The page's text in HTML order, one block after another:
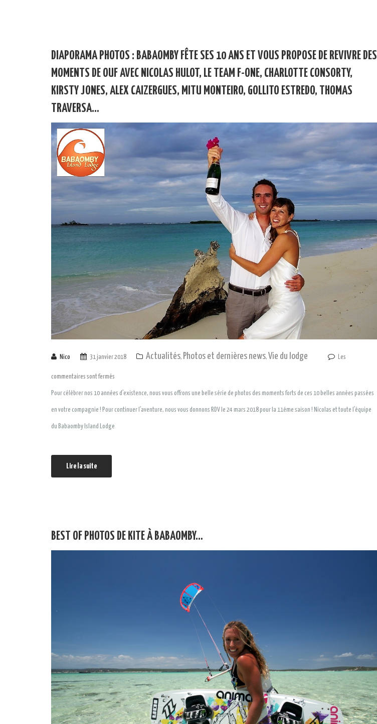
DIAPORAMA PHOTOS : BABAOMBY FÊTE SES 10 ANS ET VOUS PROPOSE DE REVIVRE DES
MOMENTS DE OUF AVEC NICOLAS HULOT, LE TEAM F-ONE, CHARLOTTE CONSORTY,
KIRSTY JONES, ALEX CAIZERGUES, MITU MONTEIRO, GOLLITO ESTREDO, THOMAS
TRAVERSA…
Nico 31 janvier 2018 Actualités, Photos et dernières news, Vie du lodge Les
commentaires sont fermés
Pour célébrer nos 10 années d’existence, nous vous offrons une belle série de photos des moments forts de ces 10 belles années passées
en votre compagnie ! Pour continuer l’aventure, nous vous donnons RDV le 24 mars 2018 pour la 11éme saison ! Nicolas et toute l’équipe
du Babaomby Island Lodge
Lire la suite
BEST OF PHOTOS DE KITE À BABAOMBY…